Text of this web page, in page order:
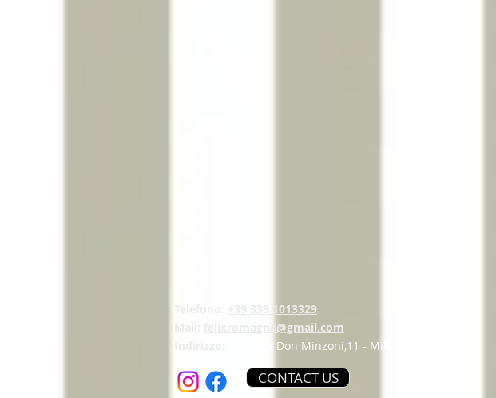
+39 339 1013329
felixromagna@gmail.com
Rotonda Don Minzoni,11 - Milano Marittima
CONTACT US